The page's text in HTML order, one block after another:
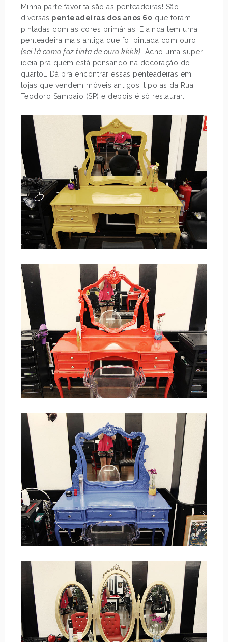
Minha parte favorita são as penteadeiras! São
diversas penteadeiras dos anos 60 que foram
pintadas com as cores primárias. E ainda tem uma
penteadeira mais antiga que foi pintada com ouro
(sei lá como faz tinta de ouro kkkk). Acho uma super
ideia pra quem está pensando na decoração do
quarto… Dá pra encontrar essas penteadeiras em
lojas que vendem móveis antigos, tipo as da Rua
Teodoro Sampaio (SP) e depois é só restaurar.